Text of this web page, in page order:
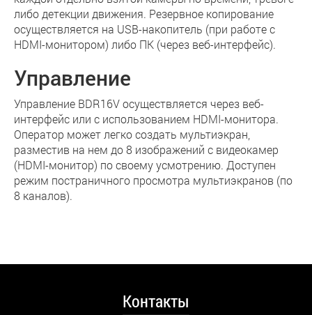
либо детекции движения. Резервное копирование
осуществляется на USB-накопитель (при работе с
HDMI-монитором) либо ПК (через веб-интерфейс).
Управление
Управление BDR16V осуществляется через веб-
интерфейс или с использованием HDMI-монитора.
Оператор может легко создать мультиэкран,
разместив на нем до 8 изображений с видеокамер
(HDMI-монитор) по своему усмотрению. Доступен
режим постраничного просмотра мультиэкранов (по
8 каналов).
Контакты